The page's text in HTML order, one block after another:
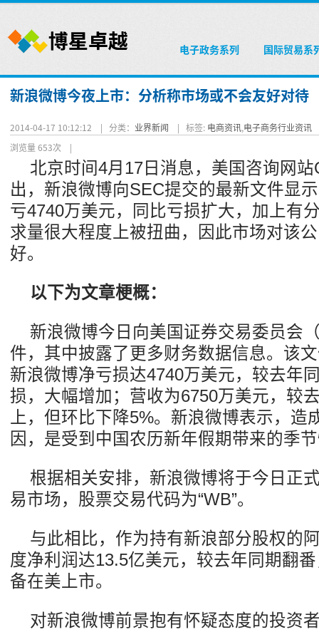
电子政务系列 国际贸易系
新浪微博今夜上市：分析称市场或不会友好对待
2014-04-17 10:12:12 | 分类： 业界新闻 | 标签: 电商资讯,电子商务行业资讯
浏览量 653次 |
北京时间4月17日消息，美国咨询网
出，新浪微博向SEC提交的最新文件显
亏4740万美元，同比亏损扩大，加上有
求量很大程度上被扭曲，因此市场对该
好。
以下为文章梗概：
新浪微博今日向美国证券交易委员会
件，其中披露了更多财务数据信息。该
新浪微博净亏损达4740万美元，较去年
损，大幅增加；营收为6750万美元，较
上，但环比下降5%。新浪微博表示，造
因，是受到中国农历新年假期带来的季
根据相关安排，新浪微博将于今日正
易市场，股票交易代码为“WB”。
与此相比，作为持有新浪部分股权的
度净利润达13.5亿美元，较去年同期翻
备在美上市。
对新浪微博前景抱有怀疑态度的投资